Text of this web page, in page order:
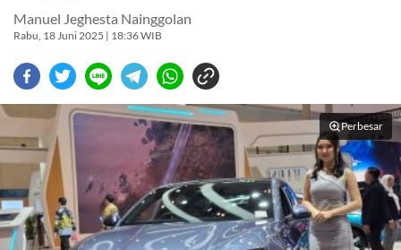
Manuel Jeghesta Nainggolan
Rabu, 18 Juni 2025 | 18:36 WIB
Perbesar